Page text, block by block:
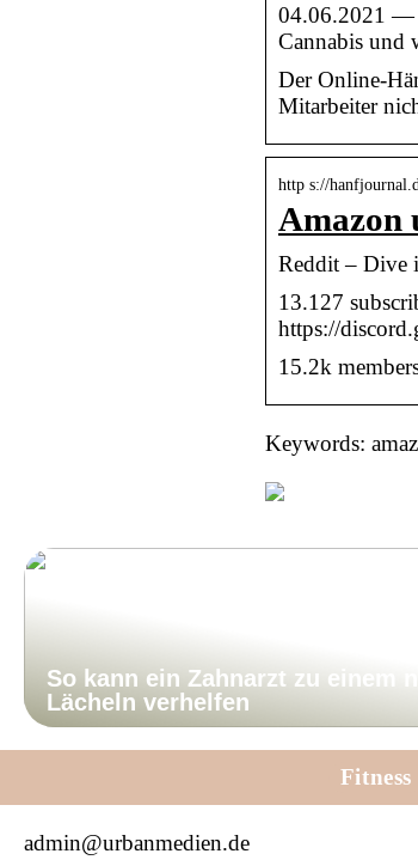
04.06.2021 —
Cannabis und
Der Online-
Mitarbeiter
http s://
Amazon
Reddit – Dive
13.127
https://
15.2k
Keywords:
So kann ein Zahnarzt zu einem
Lächeln verhelfen
Fitness
admin@urbanmedien.de